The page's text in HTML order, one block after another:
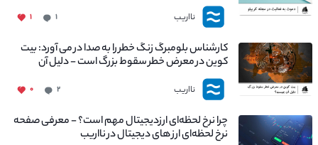
نااریب ۱ ۱
کارشناس بلومبرگ زنگ خطر را به صدا در می آورد: بیت
کوین در معرض خطر سقوط بزرگ است - دلیل آن
چیست؟
نااریب ۲ ۰
چرا نرخ لحظه‌ای ارزدیجیتال مهم است؟ - معرفی صفحه
نرخ لحظه‌ای ارز های دیجیتال در نااریب